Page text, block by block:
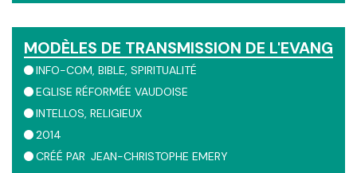
MODÈLES DE TRANSMISSION DE L'EVANGILE
INFO-COM BIBLE SPIRITUALITÉ
EGLISE RÉFORMÉE VAUDOISE
INTELLOS RELIGIEUX
2014
CRÉÉ PAR JEAN-CHRISTOPHE EMERY